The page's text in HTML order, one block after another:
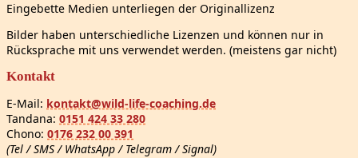
Eingebette Medien unterliegen der Originallizenz
Bilder haben unterschiedliche Lizenzen und können nur in
Rücksprache mit uns verwendet werden. (meistens gar nicht)
Kontakt
E-Mail: kontakt@wild-life-coaching.de
Tandana: 0151 424 33 280
Chono: 0176 232 00 391
(Tel / SMS / WhatsApp / Telegram / Signal)